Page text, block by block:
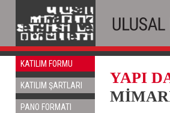
KATILIM FORMU
KATILIM ŞARTLARI
PANO FORMATI
YAPI